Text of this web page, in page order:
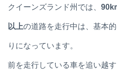
クイーンズランド州では、
以上の道路を走行中は、基本的
りになっています。
前を走行している車を追い越